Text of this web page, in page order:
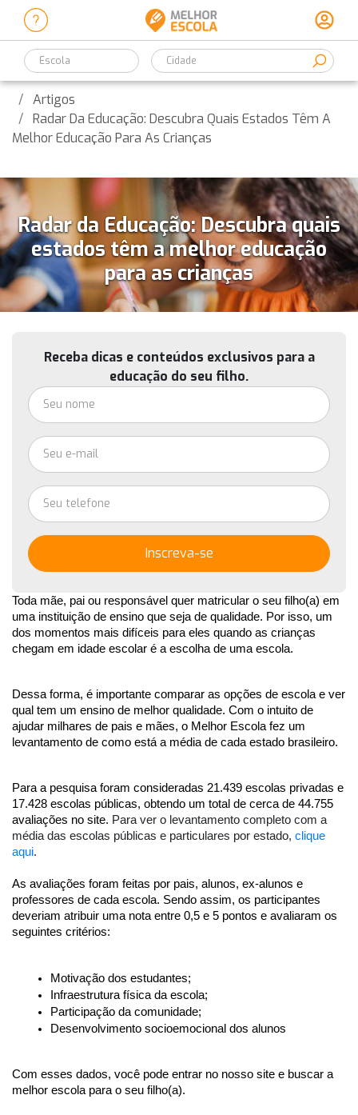
Escola
Artigos
Radar Da Educação: Descubra Quais Estados Têm A
Melhor Educação Para As Crianças
Radar da Educação: Descubra quais
estados têm a melhor educação
para as crianças
Receba dicas e conteúdos exclusivos para a
educação do seu filho.
Inscreva-se
Toda mãe, pai ou responsável quer matricular o seu filho(a) em
uma instituição de ensino que seja de qualidade. Por isso, um
dos momentos mais difíceis para eles quando as crianças
chegam em idade escolar é a escolha de uma escola.
Dessa forma, é importante comparar as opções de escola e ver
qual tem um ensino de melhor qualidade. Com o intuito de
ajudar milhares de pais e mães, o Melhor Escola fez um
levantamento de como está a média de cada estado brasileiro.
Para a pesquisa foram consideradas 21.439 escolas privadas e
17.428 escolas públicas, obtendo um total de cerca de 44.755
avaliações no site. Para ver o levantamento completo com a
média das escolas públicas e particulares por estado, clique
aqui.
As avaliações foram feitas por pais, alunos, ex-alunos e
professores de cada escola. Sendo assim, os participantes
deveriam atribuir uma nota entre 0,5 e 5 pontos e avaliaram os
seguintes critérios:
Motivação dos estudantes;
Infraestrutura física da escola;
Participação da comunidade;
Desenvolvimento socioemocional dos alunos
Com esses dados, você pode entrar no nosso site e buscar a
melhor escola para o seu filho(a).